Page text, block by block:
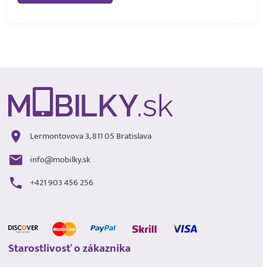
Lermontovova 3, 811 05 Bratislava
info@mobilky.sk
+421 903 456 256
Starostlivosť o zákaznika